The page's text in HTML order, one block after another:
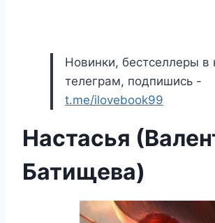
Новинки, бестселлеры
телеграм, подпишись -
t.me/ilovebook99
Настасья
Батищева)